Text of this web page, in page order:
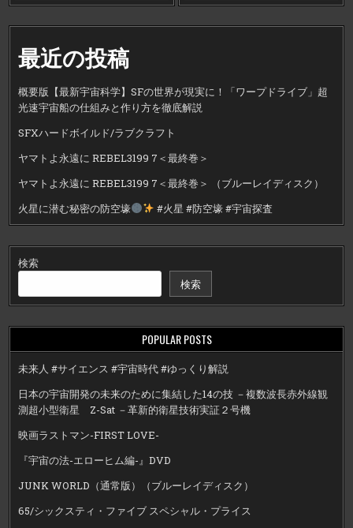
最近の投稿
概要版【最新宇宙科学】SFの世界が現実に！「ワープドライブ」超
光速宇宙船の仕組みと作り方を徹底解説
SFXハードボイルド/ラブクラフト
ヤマトよ永遠に REBEL3199 7＜最終巻＞
ヤマトよ永遠に REBEL3199 7＜最終巻＞ （ブルーレイディスク）
火星に潜む秘密の防空壕
#火星 #防空壕 #宇宙探査
検索
検索
POPULAR POSTS
未来人 #サイエンス #宇宙時代 #ゆっくり解説
日本の宇宙開発の未来のために集結した14の技 －複数波長赤外線観
測超小型衛星 Z-Sat －革新的衛星技術実証２号機
映画ラストマン-FIRST LOVE-
『宇宙の法-エローヒム編-』DVD
JUNK WORLD（通常版）（ブルーレイディスク）
65/シックスティ・ファイブ スペシャル・プライス